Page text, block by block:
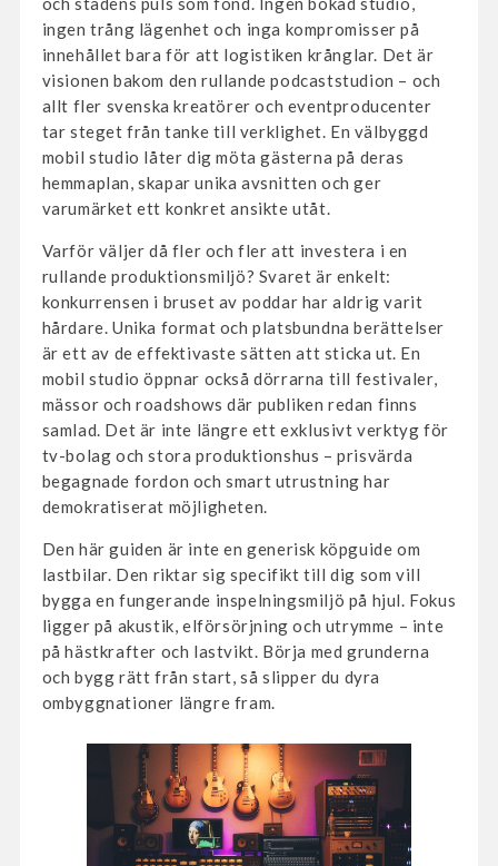
ingen trång lägenhet och inga kompromisser på
innehållet bara för att logistiken krånglar. Det är
visionen bakom den rullande podcaststudion – och
allt fler svenska kreatörer och eventproducenter
tar steget från tanke till verklighet. En välbyggd
mobil studio låter dig möta gästerna på deras
hemmaplan, skapar unika avsnitten och ger
varumärket ett konkret ansikte utåt.
Varför väljer då fler och fler att investera i en
rullande produktionsmiljö? Svaret är enkelt:
konkurrensen i bruset av poddar har aldrig varit
hårdare. Unika format och platsbundna berättelser
är ett av de effektivaste sätten att sticka ut. En
mobil studio öppnar också dörrarna till festivaler,
mässor och roadshows där publiken redan finns
samlad. Det är inte längre ett exklusivt verktyg för
tv-bolag och stora produktionshus – prisvärda
begagnade fordon och smart utrustning har
demokratiserat möjligheten.
Den här guiden är inte en generisk köpguide om
lastbilar. Den riktar sig specifikt till dig som vill
bygga en fungerande inspelningsmiljö på hjul. Fokus
ligger på akustik, elförsörjning och utrymme – inte
på hästkrafter och lastvikt. Börja med grunderna
och bygg rätt från start, så slipper du dyra
ombyggnationer längre fram.